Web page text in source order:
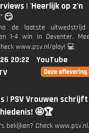
| 'Heerlijk op z'n
😏
de laatste
1-4 win in Deventer.
www.psv.nl/play! 💻
20:22
YouTube
| PSV Vrouwen schrijft
🤩🏆
bekijken? Check